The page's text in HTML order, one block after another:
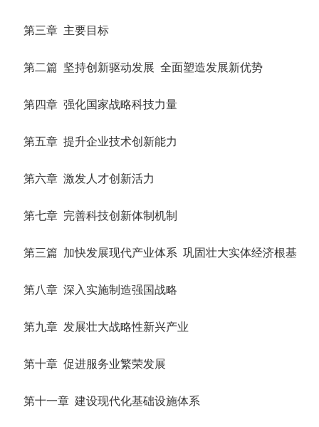
第三章 主要目标
第二篇 坚持创新驱动发展 全面塑造发展新优势
第四章 强化国家战略科技力量
第五章 提升企业技术创新能力
第六章 激发人才创新活力
第七章 完善科技创新体制机制
第三篇 加快发展现代产业体系 巩固壮大实体经济根基
第八章 深入实施制造强国战略
第九章 发展壮大战略性新兴产业
第十章 促进服务业繁荣发展
第十一章 建设现代化基础设施体系